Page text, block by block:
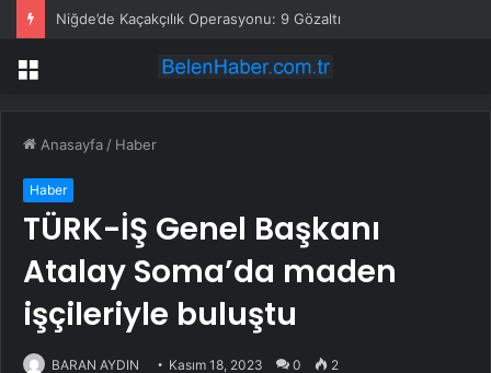
Niğde’de Kaçakçılık Operasyonu: 9 Gözaltı
Menü
Anasayfa / Haber
Haber
TÜRK-İŞ Genel Başkanı
Atalay Soma’da maden
işçileriyle buluştu
BARAN AYDIN Kasım 18, 2023 0 2